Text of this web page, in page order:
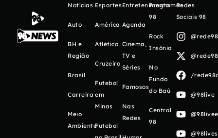
Notícias
Auto
BH e
Região
Brasil
Carreira
Meio
Ambiente
Esportes
América
Atlético
Cruzeiro
Futebol
em
Minas
Futebol
Entretenimento
Agenda
Cinema,
TV e
Séries
Famosos
Nas
Redes
Programas
98
Rock
Insônia
No
Fundo
do Baú
Central
98
Redes
Sociais 98
/
@98live